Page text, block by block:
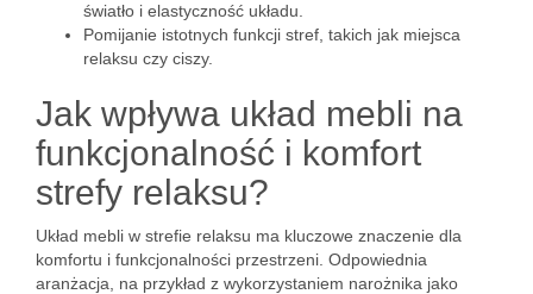
światło i elastyczność układu.
Pomijanie istotnych funkcji stref, takich jak miejsca
relaksu czy ciszy.
Jak wpływa układ mebli na
funkcjonalność i komfort
strefy relaksu?
Układ mebli w strefie relaksu ma kluczowe znaczenie dla
komfortu i funkcjonalności przestrzeni. Odpowiednia
aranżacja, na przykład z wykorzystaniem narożnika jako